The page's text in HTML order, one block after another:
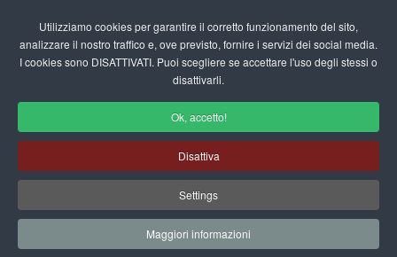
Utilizziamo cookies per garantire il corretto funzionamento del sito,
analizzare il nostro traffico e, ove previsto, fornire i servizi dei social media.
I cookies sono DISATTIVATI. Puoi scegliere se accettare l'uso degli stessi o
disattivarli.
Ok, accetto!
Disattiva
Settings
Maggiori informazioni
fas
Lavoretti
Home Scuola Materna Rubriche
Lavoretti
Una collana per la Mamma